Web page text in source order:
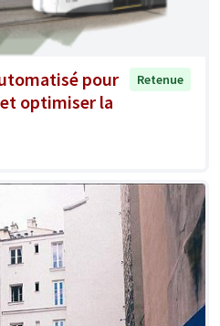
pour
optimiser la
Retenue